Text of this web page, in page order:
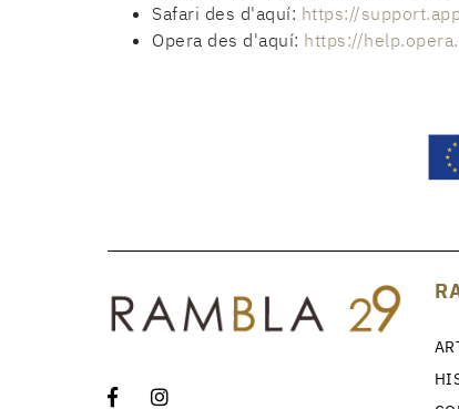
Safari des d'aquí: https://
Opera des d'aquí: https://